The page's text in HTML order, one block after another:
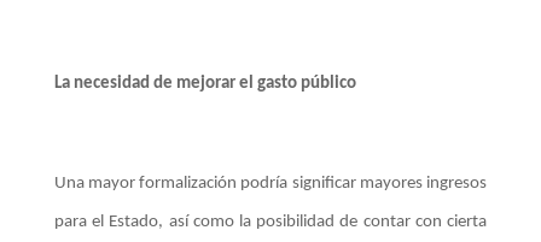
La necesidad de mejorar el gasto público
Una mayor formalización podría significar mayores ingresos
para el Estado, así como la posibilidad de contar con cierta